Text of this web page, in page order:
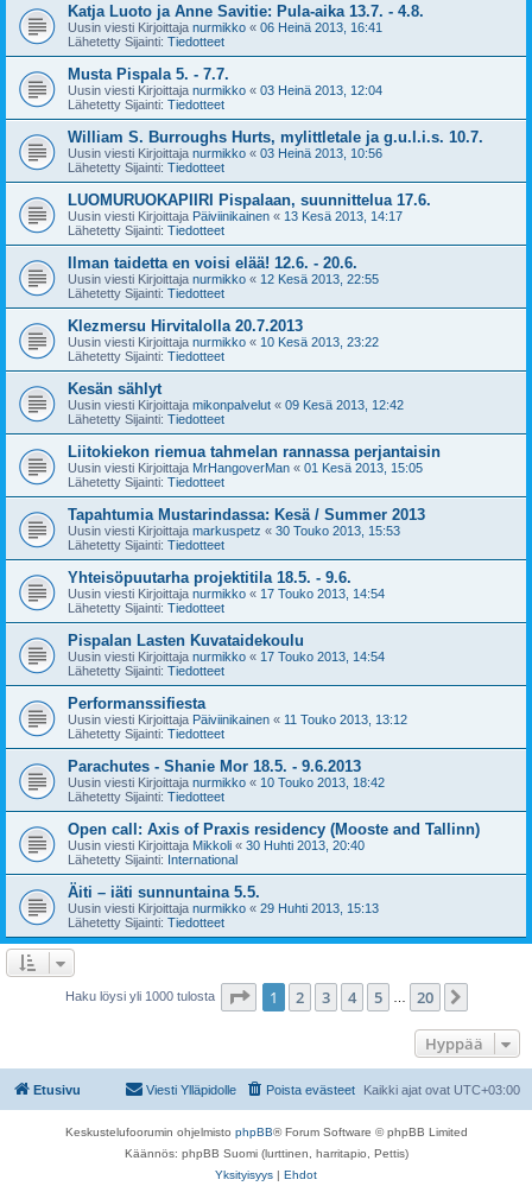
Katja Luoto ja Anne Savitie: Pula-aika 13.7. - 4.8.
Uusin viesti Kirjoittaja nurmikko « 06 Heinä 2013, 16:41
Lähetetty Sijainti: Tiedotteet
Musta Pispala 5. - 7.7.
Uusin viesti Kirjoittaja nurmikko « 03 Heinä 2013, 12:04
Lähetetty Sijainti: Tiedotteet
William S. Burroughs Hurts, mylittletale ja g.u.l.i.s. 10.7.
Uusin viesti Kirjoittaja nurmikko « 03 Heinä 2013, 10:56
Lähetetty Sijainti: Tiedotteet
LUOMURUOKAPIIRI Pispalaan, suunnittelua 17.6.
Uusin viesti Kirjoittaja Päiviinikainen « 13 Kesä 2013, 14:17
Lähetetty Sijainti: Tiedotteet
Ilman taidetta en voisi elää! 12.6. - 20.6.
Uusin viesti Kirjoittaja nurmikko « 12 Kesä 2013, 22:55
Lähetetty Sijainti: Tiedotteet
Klezmersu Hirvitalolla 20.7.2013
Uusin viesti Kirjoittaja nurmikko « 10 Kesä 2013, 23:22
Lähetetty Sijainti: Tiedotteet
Kesän sählyt
Uusin viesti Kirjoittaja mikonpalvelut « 09 Kesä 2013, 12:42
Lähetetty Sijainti: Tiedotteet
Liitokiekon riemua tahmelan rannassa perjantaisin
Uusin viesti Kirjoittaja MrHangoverMan « 01 Kesä 2013, 15:05
Lähetetty Sijainti: Tiedotteet
Tapahtumia Mustarindassa: Kesä / Summer 2013
Uusin viesti Kirjoittaja markuspetz « 30 Touko 2013, 15:53
Lähetetty Sijainti: Tiedotteet
Yhteisöpuutarha projektitila 18.5. - 9.6.
Uusin viesti Kirjoittaja nurmikko « 17 Touko 2013, 14:54
Lähetetty Sijainti: Tiedotteet
Pispalan Lasten Kuvataidekoulu
Uusin viesti Kirjoittaja nurmikko « 17 Touko 2013, 14:54
Lähetetty Sijainti: Tiedotteet
Performanssifiesta
Uusin viesti Kirjoittaja Päiviinikainen « 11 Touko 2013, 13:12
Lähetetty Sijainti: Tiedotteet
Parachutes - Shanie Mor 18.5. - 9.6.2013
Uusin viesti Kirjoittaja nurmikko « 10 Touko 2013, 18:42
Lähetetty Sijainti: Tiedotteet
Open call: Axis of Praxis residency (Mooste and Tallinn)
Uusin viesti Kirjoittaja Mikkoli « 30 Huhti 2013, 20:40
Lähetetty Sijainti: International
Äiti – iäti sunnuntaina 5.5.
Uusin viesti Kirjoittaja nurmikko « 29 Huhti 2013, 15:13
Lähetetty Sijainti: Tiedotteet
Haku löysi yli 1000 tulosta Sivu /20
1 2 3 4 5 20
Hyppää
Etusivu Kaikki ajat ovat UTC+03:00
Poista evästeet
Viesti Ylläpidolle
Keskustelufoorumin ohjelmisto phpBB® Forum Software © phpBB Limited
Käännös: phpBB Suomi (lurttinen, harritapio, Pettis)
Yksityisyys | Ehdot